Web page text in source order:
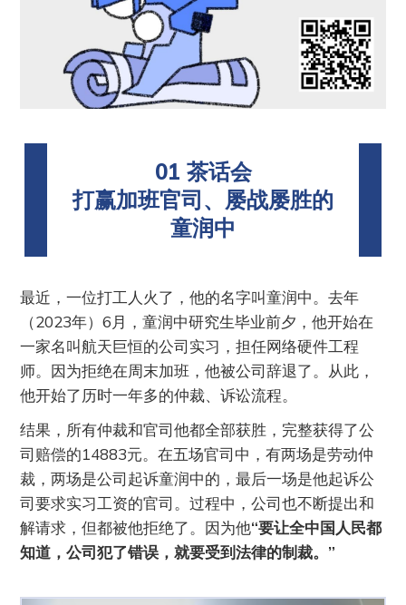
01 茶话会
打赢加班官司、屡战屡胜的
童润中
最近，一位打工人火了，他的名字叫童润中。去年
（2023年）6月，童润中研究生毕业前夕，他开始在
一家名叫航天巨恒的公司实习，担任网络硬件工程
师。因为拒绝在周末加班，他被公司辞退了。从此，
他开始了历时一年多的仲裁、诉讼流程。
结果，所有仲裁和官司他都全部获胜，完整获得了公
司赔偿的14883元。在五场官司中，有两场是劳动仲
裁，两场是公司起诉童润中的，最后一场是他起诉公
司要求实习工资的官司。过程中，公司也不断提出和
解请求，但都被他拒绝了。因为他“要让全中国人民都
知道，公司犯了错误，就要受到法律的制裁。”